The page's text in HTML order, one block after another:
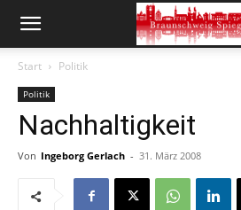
Start Politik
Politik
Nachhaltigkeit
Von Ingeborg Gerlach - 31. März 2008